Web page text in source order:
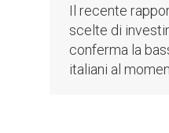
Il recente
scelte di
conferma la
italiani al